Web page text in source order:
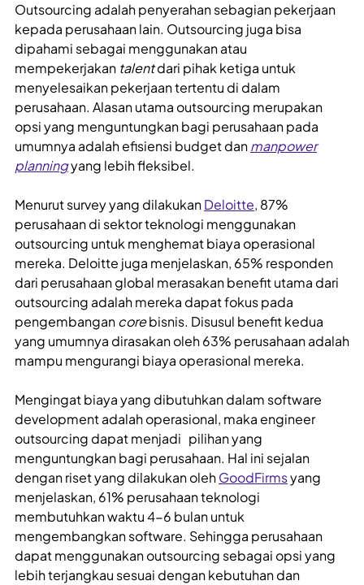
Outsourcing adalah penyerahan sebagian pekerjaan
kepada perusahaan lain. Outsourcing juga bisa
dipahami sebagai menggunakan atau
mempekerjakan talentdari pihak ketiga untuk
menyelesaikan pekerjaan tertentu di dalam
perusahaan. Alasan utama outsourcing merupakan
opsi yang menguntungkan bagi perusahaan pada
umumnya adalah efisiensi budget danmanpower
planningyang lebih fleksibel.
Menurut survey yang dilakukanDeloitte, 87%
perusahaan di sektor teknologi menggunakan
outsourcing untuk menghemat biaya operasional
mereka. Deloitte juga menjelaskan, 65% responden
dari perusahaan global merasakan benefit utama dari
outsourcing adalah mereka dapat fokus pada
pengembangancorebisnis. Disusul benefit kedua
yang umumnya dirasakan oleh 63% perusahaan adalah
mampu mengurangi biaya operasional mereka.
Mengingat biaya yang dibutuhkan dalam software
development adalah operasional, maka engineer
outsourcing dapat menjadi pilihan yang
menguntungkan bagi perusahaan. Hal ini sejalan
dengan riset yang dilakukan olehGoodFirmsyang
menjelaskan, 61% perusahaan teknologi
membutuhkan waktu 4-6 bulan untuk
mengembangkan software. Sehingga perusahaan
dapat menggunakan outsourcing sebagai opsi yang
lebih terjangkau sesuai dengan kebutuhan dan